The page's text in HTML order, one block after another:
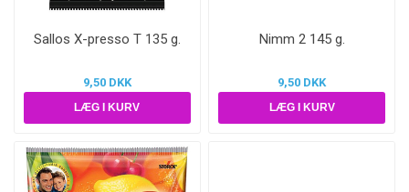
Sallos X-presso T 135 g.
9,50 DKK
Nimm 2 145 g.
9,50 DKK